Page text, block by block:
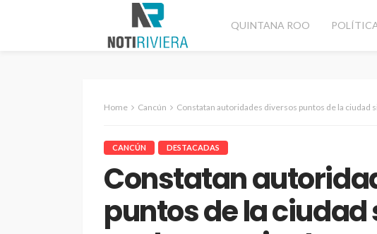
QUINTANA ROO
Home Cancún Constatan autoridades diversos puntos de la ciudad
CANCÚN DESTACADAS
Constatan
puntos de la ciudad